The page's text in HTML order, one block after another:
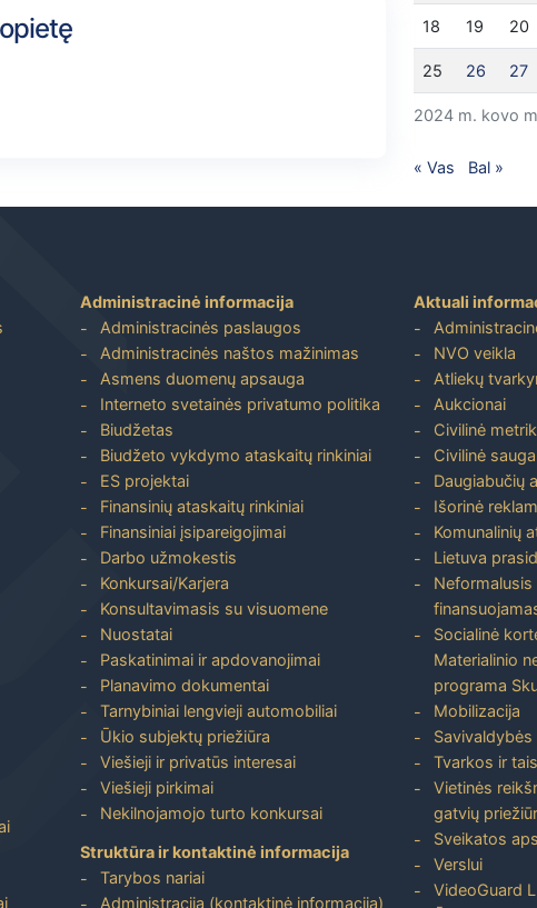
2024 m. kovo
18 19 20
25 26 27
« Vas Bal »
Administracinė informacija
Administracinės paslaugos
Administracinės naštos mažinimas
Asmens duomenų apsauga
Interneto svetainės privatumo politika
Biudžetas
Biudžeto vykdymo ataskaitų rinkiniai
ES projektai
Finansinių ataskaitų rinkiniai
Finansiniai įsipareigojimai
Darbo užmokestis
Konkursai/Karjera
Konsultavimasis su visuomene
Nuostatai
Paskatinimai ir apdovanojimai
Planavimo dokumentai
Tarnybiniai lengvieji automobiliai
Ūkio subjektų priežiūra
Viešieji ir privatūs interesai
Viešieji pirkimai
Nekilnojamojo turto konkursai
Struktūra ir kontaktinė informacija
Tarybos nariai
Administracija (kontaktinė informacija)
Aktuali
NVO veikla
Atliekų
Aukcionai
Civilinė
Civilinė sauga
Daugiabučių
Išorinė
Komunalinių
Lietuva
Socialinė
Materialinio
programa
Mobilizacija
Savivaldybės
Tvarkos ir
Vietinės
gatvių
Sveikatos
Verslui
VideoGuard